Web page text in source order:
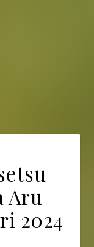
Aru
2024